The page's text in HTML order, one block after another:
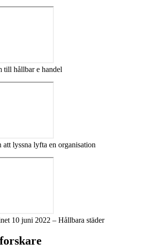
till hållbar e handel
att lyssna lyfta en organisation
10 juni 2022 – Hållbara städer